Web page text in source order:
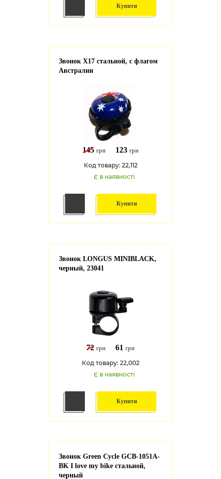
Купити
Звонок X17 стальной, с флагом
Австралии
145 грн 123 грн
Код товару: 22,112
Є в наявності
Купити
Звонок LONGUS MINIBLACK,
черный, 23041
72 грн 61 грн
Код товару: 22,002
Є в наявності
Купити
Звонок Green Cycle GCB-1051A-
BK I love my bike cтальной,
черный